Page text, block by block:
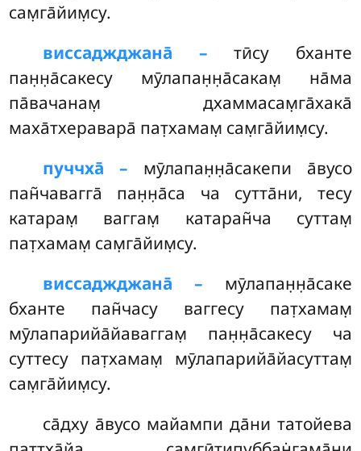
сам̣га̄йим̣су.
виссаджджана̄ –тӣсу бханте
пан̣н̣а̄сакесу мӯлапан̣н̣а̄сакам̣ на̄ма
па̄вачанам̣ дхаммасам̣га̄хака̄
маха̄тхеравара̄ пат̣хамам̣ сам̣га̄йим̣су.
пуччха̄ – мӯлапан̣н̣а̄сакепи а̄вусо
пан̃чавагга̄ пан̣н̣а̄са ча сутта̄ни, тесу
катарам̣ ваггам̣ катаран̃ча суттам̣
пат̣хамам̣ сам̣га̄йим̣су.
виссаджджана̄ – мӯлапан̣н̣а̄саке
бханте пан̃часу ваггесу пат̣хамам̣
мӯлапарийа̄йаваггам̣ пан̣н̣а̄сакесу ча
суттесу пат̣хамам̣ мӯлапарийа̄йасуттам̣
сам̣га̄йим̣су.
са̄дху а̄вусо майампи да̄ни татойева